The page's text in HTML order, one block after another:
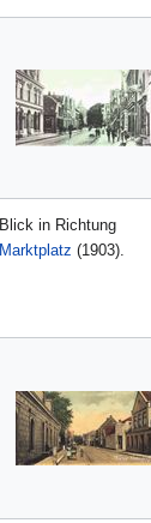
Blick in Richtung
Marktplatz (1903).